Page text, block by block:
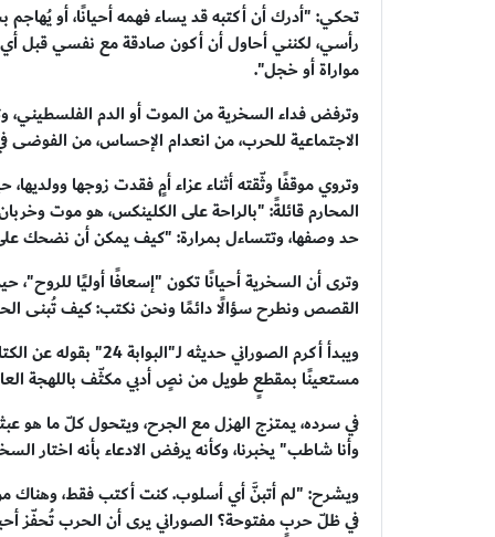
تحكي: "أدرك أن أكتبه قد يساء فهمه أحيانًا، أو
رأسي، لكنني أحاول أن أكون صادقة مع نفسي قبل أي
مواراة أو خجل".
وترفض فداء السخرية من الموت أو الدم الفلسطيني،
الاجتماعية للحرب، من انعدام الإحساس، من الفوضى
وتروي موقفًا وثّقته أثناء عزاء أمٍ فقدت زوجها
المحارم قائلةً: "بالراحة على الكلينكس، هو موت
حد وصفها، وتتساءل بمرارة: "كيف يمكن أن نضحك
وترى أن السخرية أحيانًا تكون "إسعافًا أوليًا
القصص ونطرح سؤالًا دائمًا ونحن نكتب: كيف تُبنى
ويبدأ أكرم الصوراني
مستعينًا بمقطعٍ طويل من نصٍ أدبي مكثّف باللهجة
في سرده، يمتزج الهزل مع الجرح، ويتحول كلّ ما هو
وأنا شاطب" يخبرنا، وكأنه يرفض الادعاء بأنه اختار
ويشرح: "لم أتبنَّ أي أسلوب. كنت أكتب فقط، وهناك
في ظلّ حربٍ مفتوحة؟ الصوراني يرى أن الحرب تُحفّز